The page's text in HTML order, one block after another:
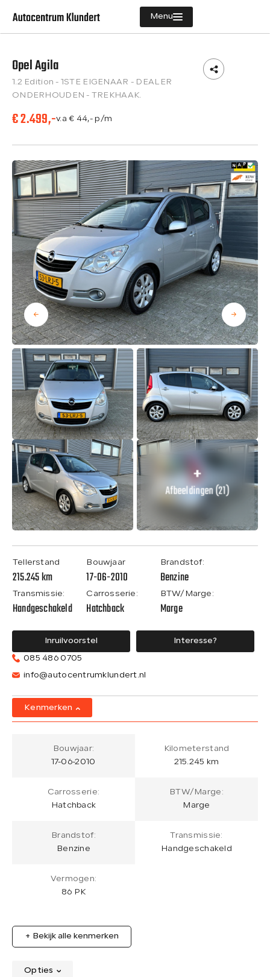
Menu
Diensten
Vacatures
Verkocht
Over ons
Contact
Opel Agila
1.2 Edition - 1STE EIGENAAR - DEALER
ONDERHOUDEN - TREKHAAK.
€ 2.499,-v.a € 44,- p/m
Afbeeldingen (21)
Tellerstand
215.245 km
Bouwjaar
17-06-2010
Brandstof:
Benzine
Transmissie:
Handgeschakeld
Carrosserie:
Hatchback
BTW/Marge:
Marge
Inruilvoorstel
Interesse?
085 486 0705
info@autocentrumklundert.nl
Kenmerken
Bouwjaar:
17-06-2010
Kilometerstand
215.245 km
Carrosserie:
Hatchback
BTW/Marge:
Marge
Brandstof:
Benzine
Transmissie:
Handgeschakeld
Vermogen:
86 PK
+ Bekijk alle kenmerken
Opties